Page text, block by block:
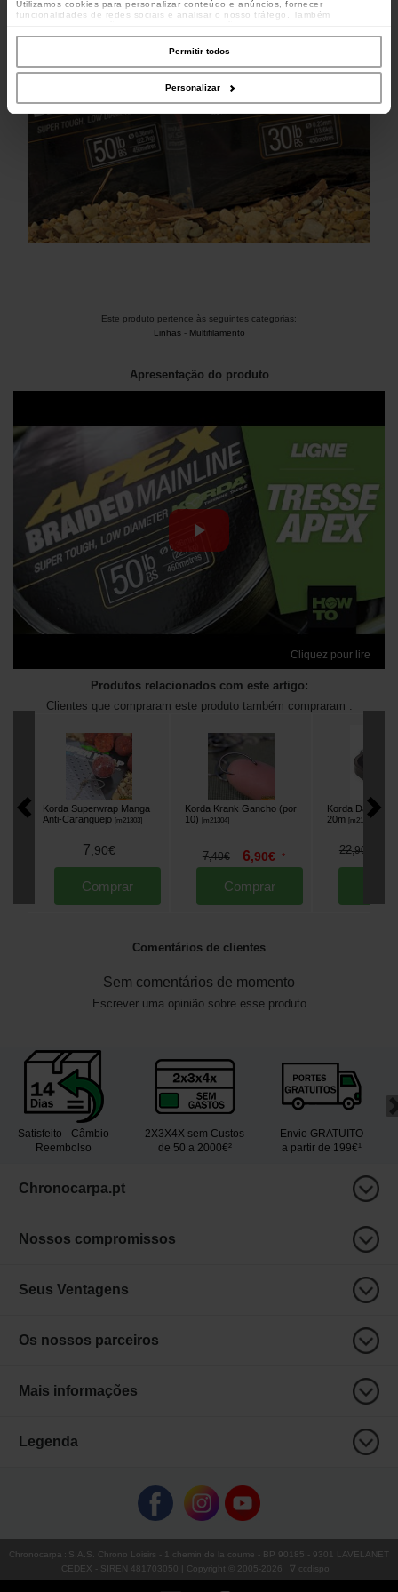
Utilizamos cookies para personalizar conteúdo e anúncios, fornecer
funcionalidades de redes sociais e analisar o nosso tráfego. Também
parceiros de redes sociais, de publicidade e de análise, que as podem combinar
com outras informações que lhes forneceu ou recolhidas por estes a partir da
sua utilização dos respetivos serviços.
Permitir todos
Personalizar
Este produto pertence às seguintes categorias:
Linhas- Multifilamento
Apresentação do produto
Cliquez pour lire
Produtos relacionados com este artigo:
Clientes que compraram este produto também compraram :
Korda Superwrap Manga
Anti-Caranguejo [m21303]
7,90€
Comprar
Korda Krank Gancho (por
10)
[m21304]
7,40€ 6,90€ *
Comprar
Korda Dark
20m [m21305
22,90
Comentários de clientes
Sem comentários de momento
Escrever uma opinião sobre esse produto
Satisfeito - Câmbio
Reembolso
2X3X4X sem Custos
de 50 a 2000€²
Envio GRATUITO
a partir de 199€¹
Chronocarpa.pt
Nossos compromissos
Seus Ventagens
Os nossos parceiros
Mais informações
Legenda
Chronocarpa : S.A.S. Chrono Loisirs - 1 chemin de la coume - BP 90185 - 9301 LAVELANET
CEDEX - SIREN 481703050 | Copyright © 2005-2026 ∇ ccdispo